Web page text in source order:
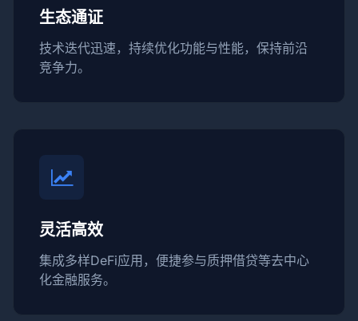
生态通证
技术迭代迅速，持续优化功能与性能，保持前沿
竞争力。
灵活高效
集成多样DeFi应用，便捷参与质押借贷等去中心
化金融服务。